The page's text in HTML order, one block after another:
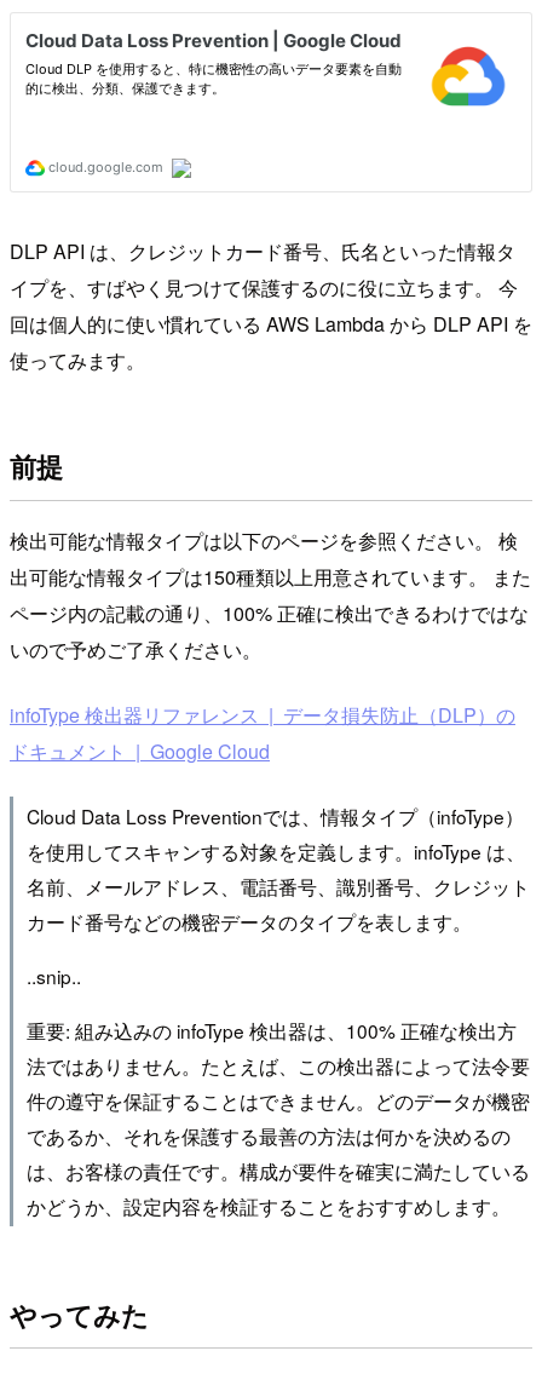
DLP API は、クレジットカード番号、氏名といった情報タ
イプを、すばやく見つけて保護するのに役に立ちます。 今
回は個人的に使い慣れている AWS Lambda から DLP API を
使ってみます。
前提
検出可能な情報タイプは以下のページを参照ください。 検
出可能な情報タイプは150種類以上用意されています。 また
ページ内の記載の通り、100% 正確に検出できるわけではな
いので予めご了承ください。
infoType 検出器リファレンス | データ損失防止（DLP）の
ドキュメント | Google Cloud
Cloud Data Loss Preventionでは、情報タイプ（infoType）
を使用してスキャンする対象を定義します。infoType は、
名前、メールアドレス、電話番号、識別番号、クレジット
カード番号などの機密データのタイプを表します。
..snip..
重要: 組み込みの infoType 検出器は、100% 正確な検出方
法ではありません。たとえば、この検出器によって法令要
件の遵守を保証することはできません。どのデータが機密
であるか、それを保護する最善の方法は何かを決めるの
は、お客様の責任です。構成が要件を確実に満たしている
かどうか、設定内容を検証することをおすすめします。
やってみた